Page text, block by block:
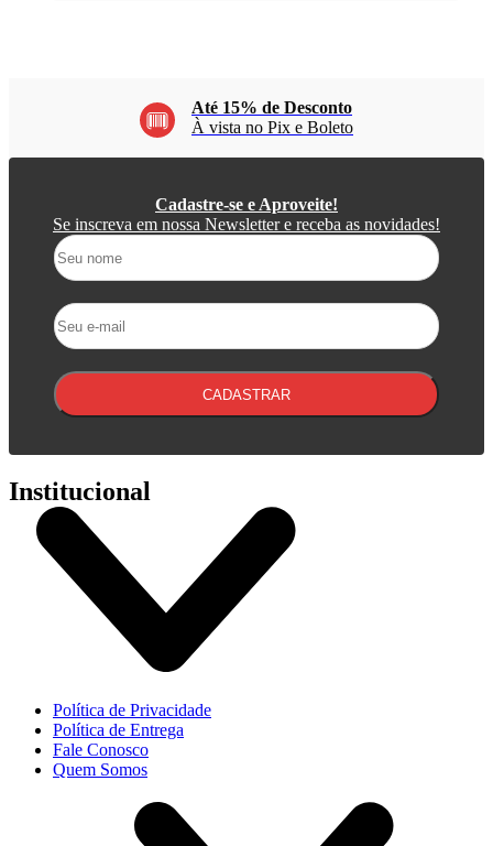
Até 15% de Desconto
À vista no Pix e Boleto
Cadastre-se e Aproveite!
Se inscreva em nossa Newsletter e receba as novidades!
CADASTRAR
Institucional
Política de Privacidade
Política de Entrega
Fale Conosco
Quem Somos